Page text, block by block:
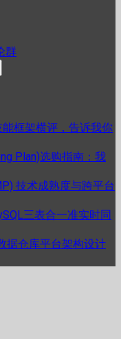
群
能框架横评，告诉我你
Plan)选购指南：我
技术成熟度与跨平台
三表合一准实时同
据仓库平台架构设计